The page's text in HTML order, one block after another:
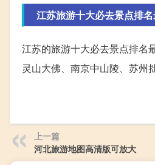
江苏旅游十大必去景点排
江苏的旅游十大必去景点排名
灵山大佛、南京中山陵、苏州
上一篇
河北旅游地图高清版可放大